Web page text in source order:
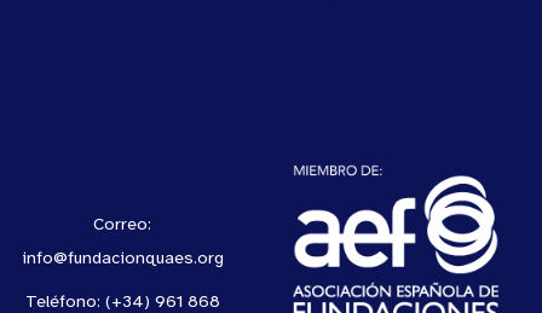
Correo:
info@fundacionquaes.org
Teléfono: (+34) 961 868